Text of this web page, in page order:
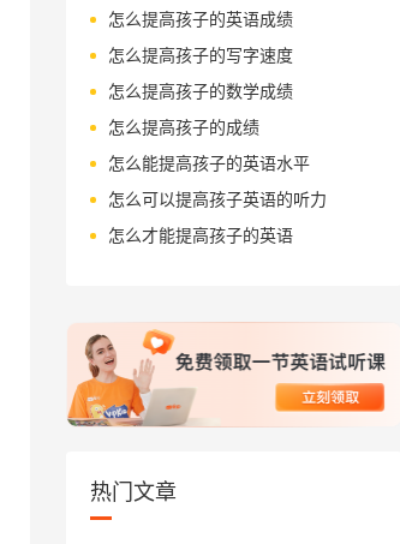
怎么提高孩子的英语成绩
怎么提高孩子的写字速度
怎么提高孩子的数学成绩
怎么提高孩子的成绩
怎么能提高孩子的英语水平
怎么可以提高孩子英语的听力
怎么才能提高孩子的英语
热门文章